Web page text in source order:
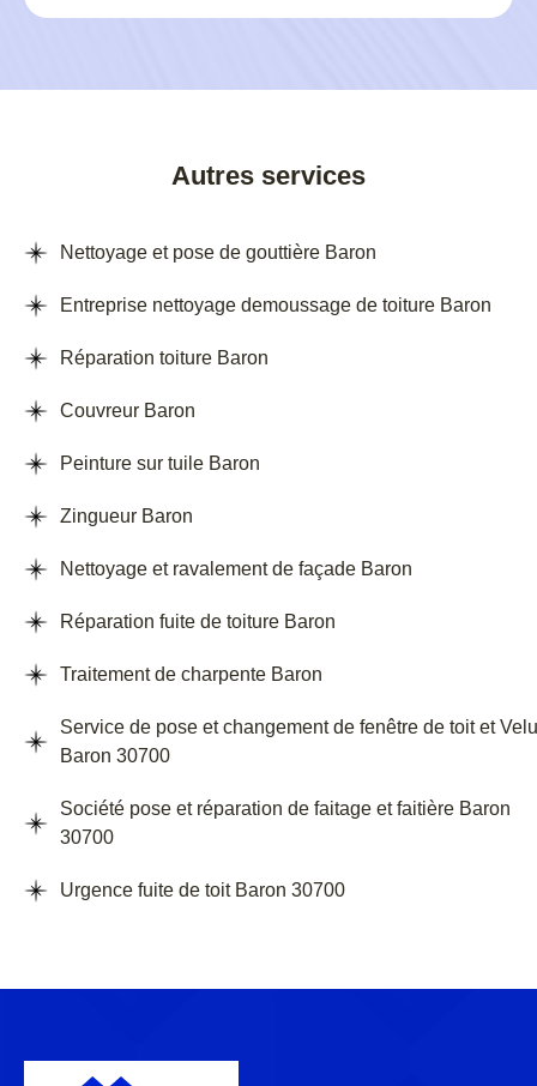
Autres services
Nettoyage et pose de gouttière Baron
Entreprise nettoyage demoussage de toiture Baron
Réparation toiture Baron
Couvreur Baron
Peinture sur tuile Baron
Zingueur Baron
Nettoyage et ravalement de façade Baron
Réparation fuite de toiture Baron
Traitement de charpente Baron
Service de pose et changement de fenêtre de toit et
Baron 30700
Société pose et réparation de faitage et faitière Baron
30700
Urgence fuite de toit Baron 30700